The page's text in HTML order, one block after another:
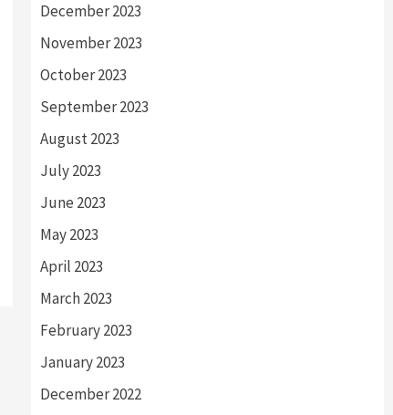
December 2023
November 2023
October 2023
September 2023
August 2023
July 2023
June 2023
May 2023
April 2023
March 2023
February 2023
January 2023
December 2022